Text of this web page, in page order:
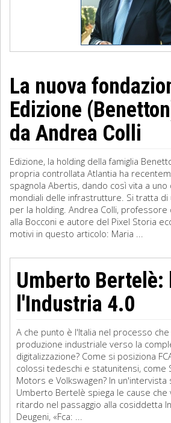
La nuova
Edizione
da Andrea Colli
Edizione, la holding della famiglia
propria controllata Atlantia ha
spagnola Abertis, dando così vita a uno
mondiali delle infrastrutture. Si tratta di
per la holding. Andrea Colli, professore
alla Bocconi e autore del Pixel Storia
motivi in questo articolo: Maria ...
Umberto Bertelè:
l'Industria 4.0
A che punto è l'Italia nel processo
produzione industriale verso la
digitalizzazione? Come si posiziona
colossi tedeschi e statunitensi, come
Motors e Volkswagen? In un'intervista
Umberto Bertelè spiega le cause che
ritardo nel passaggio alla cosiddetta
Deugeni, «Fca: ...